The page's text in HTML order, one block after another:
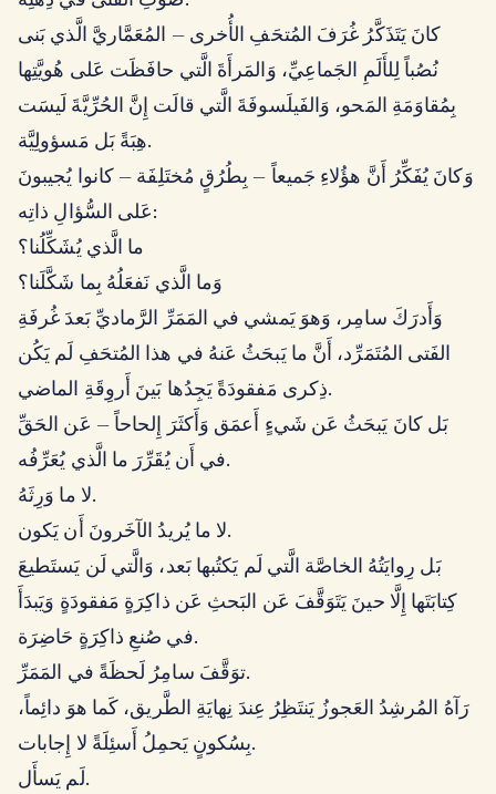
كانَ يَتَذَكَّرُ غُرَفَ المُتحَفِ الأُخرى — المُعَمَّاريَّ الَّذي بَنى
نُصُباً لِلأَلَمِ الجَماعِيِّ، وَالمَرأَةَ الَّتي حافَظَت عَلى هُويَّتِها
بِمُقاوَمَةِ المَحو، وَالفَيلَسوفَةَ الَّتي قالَت إِنَّ الحُرِّيَّةَ لَيسَت
هِبَةً بَل مَسؤولِيَّة.
وَكانَ يُفَكِّرُ أَنَّ هؤُلاءِ جَميعاً — بِطُرُقٍ مُختَلِفَة — كانوا يُجيبونَ
عَلى السُّؤالِ ذاتِه:
ما الَّذي يُشَكِّلُنا؟
وَما الَّذي نَفعَلُهُ بِما شَكَّلَنا؟
وَأَدرَكَ سامِر، وَهوَ يَمشي في المَمَرِّ الرَّماديِّ بَعدَ غُرفَةِ
الفَتى المُتَمَرِّد، أَنَّ ما يَبحَثُ عَنهُ في هذا المُتحَفِ لَم يَكُن
ذِكرى مَفقودَةً يَجِدُها بَينَ أَروِقَةِ الماضي.
بَل كانَ يَبحَثُ عَن شَيءٍ أَعمَق وَأَكثَرَ إِلحاحاً — عَن الحَقِّ
في أَن يُقَرِّرَ ما الَّذي يُعَرِّفُه.
لا ما وَرِثَهُ.
لا ما يُريدُ الآخَرونَ أَن يَكون.
بَل رِوايَتُهُ الخاصَّة الَّتي لَم يَكتُبها بَعد، وَالَّتي لَن يَستَطيعَ
كِتابَتَها إِلَّا حينَ يَتَوَقَّفَ عَن البَحثِ عَن ذاكِرَةٍ مَفقودَةٍ وَيَبدَأَ
في صُنعِ ذاكِرَةٍ حَاضِرَة.
توَقَّفَ سامِرُ لَحظَةً في المَمَرِّ.
رَآهُ المُرشِدُ العَجوزُ يَنتَظِرُ عِندَ نِهايَةِ الطَّريق، كَما هوَ دائِماً،
بِسُكونٍ يَحمِلُ أَسئِلَةً لا إِجابات.
لَم يَسأَل.